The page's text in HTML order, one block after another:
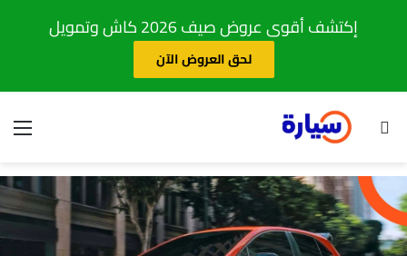
إكتشف أقوى عروض صيف 2026 كاش وتمويل
لحق العروض الآن
بحث عن